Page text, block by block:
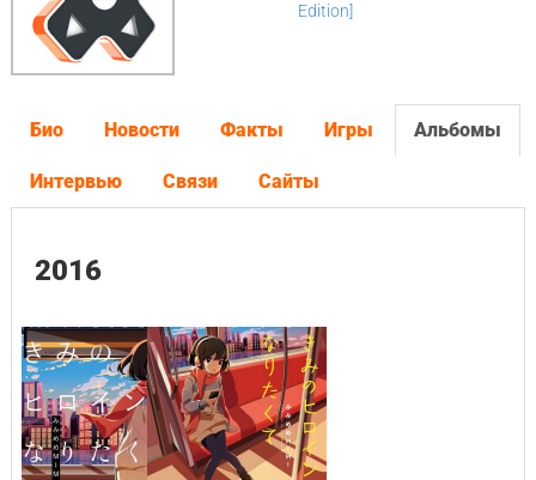
Edition]
Био Новости Факты Игры Альбомы
Интервью Связи Сайты
2016